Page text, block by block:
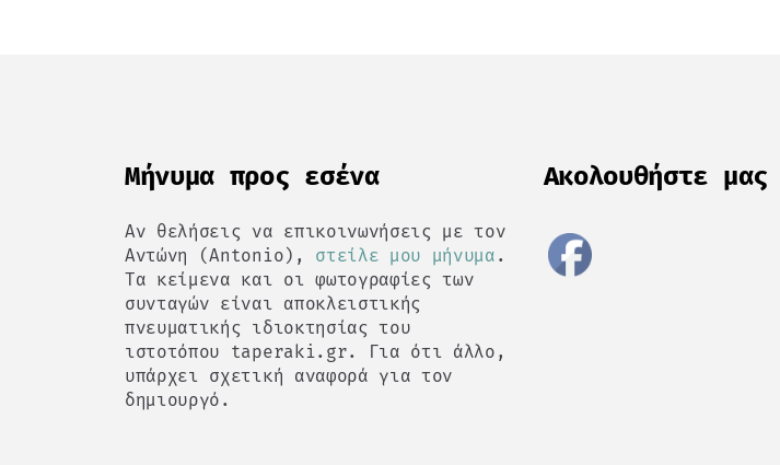
Mήνυμα προς εσένα
Αν θελήσεις να επικοινωνήσεις με τον
Αντώνη (Antonio), στείλε μου μήνυμα .
Τα κείμενα και οι φωτογραφίες των
συνταγών είναι αποκλειστικής
πνευματικής ιδιοκτησίας του
ιστοτόπου taperaki.gr. Για ότι άλλο,
υπάρχει σχετική αναφορά για τον
δημιουργό.
Ακολουθήστε μας